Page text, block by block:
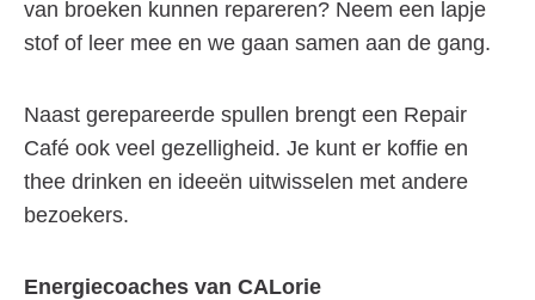
van broeken kunnen repareren? Neem een lapje
stof of leer mee en we gaan samen aan de gang.
Naast gerepareerde spullen brengt een Repair
Café ook veel gezelligheid. Je kunt er koffie en
thee drinken en ideeën uitwisselen met andere
bezoekers.
Energiecoaches van CALorie